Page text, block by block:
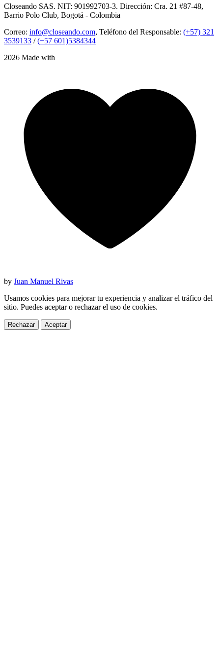
Closeando SAS. NIT: 901992703-3. Dirección: Cra. 21 #87-48,
Barrio Polo Club, Bogotá - Colombia
Correo: info@closeando.com, Teléfono del Responsable: (+57) 321
3539133 /(+57 601)5384344
2026 Made with
by Juan Manuel Rivas
Usamos cookies para mejorar tu experiencia y analizar el tráfico del
sitio. Puedes aceptar o rechazar el uso de cookies.
Rechazar Aceptar